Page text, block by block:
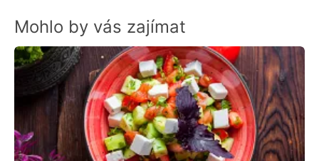
Mohlo by vás zajímat